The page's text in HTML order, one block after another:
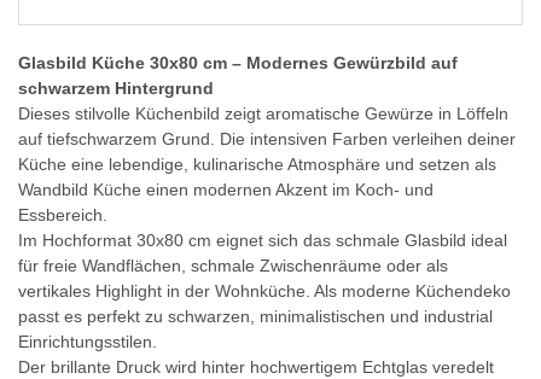
Glasbild Küche 30x80 cm – Modernes Gewürzbild auf
schwarzem Hintergrund
Dieses stilvolle Küchenbild zeigt aromatische Gewürze in Löffeln
auf tiefschwarzem Grund. Die intensiven Farben verleihen deiner
Küche eine lebendige, kulinarische Atmosphäre und setzen als
Wandbild Küche einen modernen Akzent im Koch- und
Essbereich.
Im Hochformat 30x80 cm eignet sich das schmale Glasbild ideal
für freie Wandflächen, schmale Zwischenräume oder als
vertikales Highlight in der Wohnküche. Als moderne Küchendeko
passt es perfekt zu schwarzen, minimalistischen und industrial
Einrichtungsstilen.
Der brillante Druck wird hinter hochwertigem Echtglas veredelt